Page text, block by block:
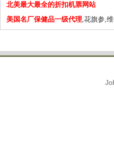
北美最大最全的折扣机票网站
美国名厂保健品一级代理,花旗参,